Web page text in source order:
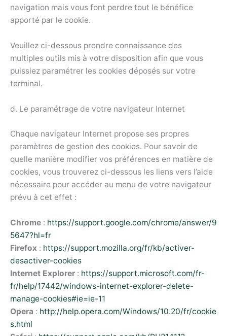
navigation mais vous font perdre tout le bénéfice
apporté par le cookie.
Veuillez ci-dessous prendre connaissance des
multiples outils mis à votre disposition afin que vous
puissiez paramétrer les cookies déposés sur votre
terminal.
d. Le paramétrage de votre navigateur Internet
Chaque navigateur Internet propose ses propres
paramètres de gestion des cookies. Pour savoir de
quelle manière modifier vos préférences en matière de
cookies, vous trouverez ci-dessous les liens vers l’aide
nécessaire pour accéder au menu de votre navigateur
prévu à cet effet :
Chrome : https://support.google.com/chrome/answer/9
5647?hl=fr
Firefox : https://support.mozilla.org/fr/kb/activer-
desactiver-cookies
Internet Explorer : https://support.microsoft.com/fr-
fr/help/17442/windows-internet-explorer-delete-
manage-cookies#ie=ie-11
Opera : http://help.opera.com/Windows/10.20/fr/cookie
s.html